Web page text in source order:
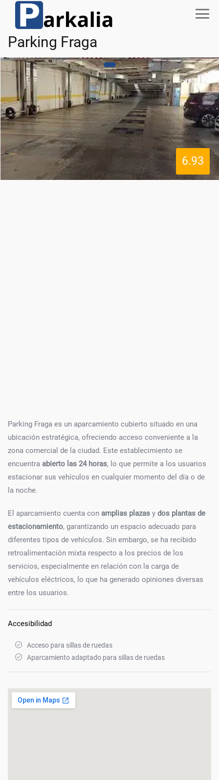
Parking Fraga
6.93
Parking Fraga es un aparcamiento cubierto situado en una
ubicación estratégica, ofreciendo acceso conveniente a la
zona comercial de la ciudad. Este establecimiento se
encuentra abierto las 24 horas, lo que permite a los usuarios
estacionar sus vehículos en cualquier momento del día o de
la noche.
El aparcamiento cuenta con amplias plazas y dos plantas de
estacionamiento, garantizando un espacio adecuado para
diferentes tipos de vehículos. Sin embargo, se ha recibido
retroalimentación mixta respecto a los precios de los
servicios, especialmente en relación con la carga de
vehículos eléctricos, lo que ha generado opiniones diversas
entre los usuarios.
Accesibilidad
Acceso para sillas de ruedas
Aparcamiento adaptado para sillas de ruedas